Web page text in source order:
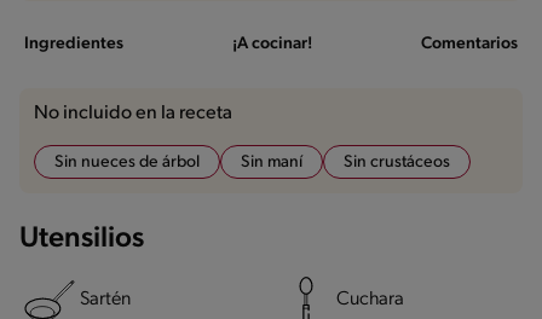
Ingredientes ¡A cocinar! Comentarios
No incluido en la receta
Sin nueces de árbol Sin maní Sin crustáceos
Utensilios
Sartén Cuchara